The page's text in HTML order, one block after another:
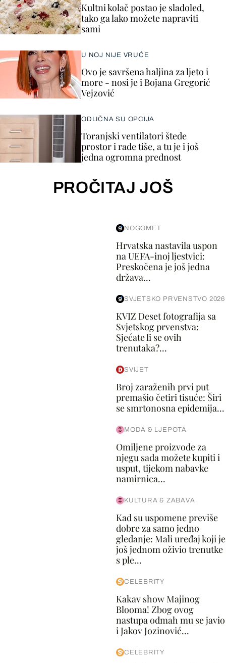
Kultni kolač postao je sladoled,
tako ga lako možete napraviti
sami
U NOJ NIJE VRUĆE
Ovo je savršena haljina za ljeto i
more - nosi je i Bojana Gregorić
Vejzović
ODLIČNA SU OPCIJA
Toranjski ventilatori štede
prostor i rade tiše, a tu je i još
jedna ogromna prednost
PROČITAJ JOŠ
NOGOMET
Hrvatska nastavila uspon
na UEFA-inoj ljestvici:
Preskočena je još jedna
država...
SVJETSKO PRVENSTVO 2026
KVIZ Deset fotografija sa
Svjetskog prvenstva:
Sjećate li se ovih
trenutaka?...
SVIJET
Broj zaraženih prvi put
premašio četiri tisuće: Širi
se smrtonosna epidemija...
MODA & LJEPOTA
Omiljene proizvode za
njegu sada možete kupiti i
usput, tijekom nabavke
namirnica...
KULTURA & ZABAVA
Kad su uspomene previše
dobre za samo jedno
gledanje: Mali uređaj koji je
još jednom oživio trenutke
s ple...
CELEBRITY
Kakav show Majinog
Blooma! Zbog ovog
nastupa odmah mu se javio
i Jakov Jozinović...
CELEBRITY